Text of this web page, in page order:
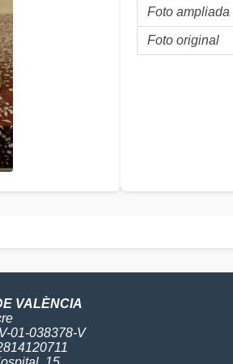
Foto ampliada
Foto original
VALÈNCIA
01-038378-V